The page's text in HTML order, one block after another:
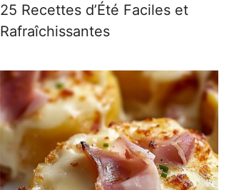
25 Recettes d’Été Faciles et
Rafraîchissantes